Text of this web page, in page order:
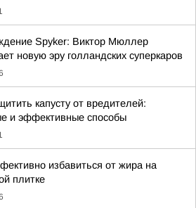
Spyker: Виктор Мюллер
новую эру голландских суперкаров
капусту от вредителей:
и эффективные способы
избавиться от жира на
плитке